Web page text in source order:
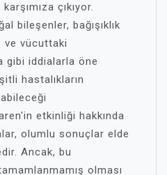
çıkıyor.
bileşenler, bağışıklık
ve vücuttaki
gibi iddialarla öne
hastalıkların
etkinliği hakkında
olumlu sonuçlar elde
Ancak, bu
olması